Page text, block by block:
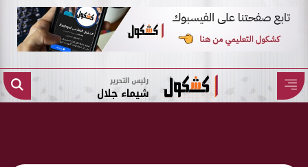
رئيس التحرير
شيماء جلال